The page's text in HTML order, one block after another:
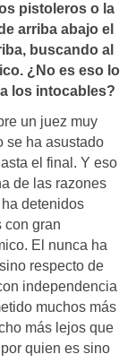
pistoleros o la
arriba abajo el
buscando al
¿No es eso lo
los intocables?
un juez muy
se ha asustado
el final. Y eso
de las razones
detenidos
con gran
El nunca ha
respecto de
independencia
muchos más
más lejos que
quien es sino